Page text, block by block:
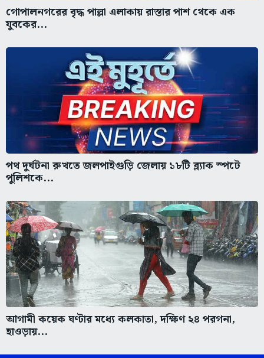
গোপালনগরের বৃদ্ধ পাল্লা এলাকায় রাস্তার পাশ থেকে এক
যুবকের...
পথ দুর্ঘটনা রুখতে জলপাইগুড়ি জেলায় ১৮টি ব্ল্যাক স্পটে
পুলিশকে...
আগামী কয়েক ঘণ্টার মধ্যে কলকাতা, দক্ষিণ ২৪ পরগনা,
হাওড়ায়...